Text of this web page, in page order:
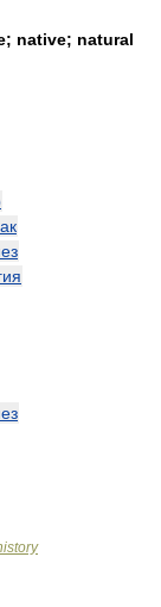
native; natural